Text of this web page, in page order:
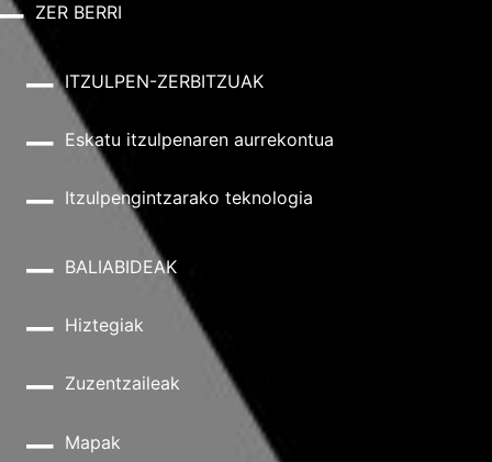
ZER BERRI
ITZULPEN-ZERBITZUAK
Eskatu itzulpenaren aurrekontua
Itzulpengintzarako teknologia
BALIABIDEAK
Hiztegiak
Zuzentzaileak
Mapak